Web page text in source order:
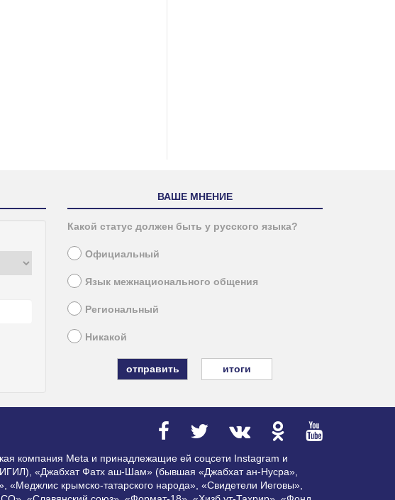
ВАШЕ МНЕНИЕ
Какой статус должен быть у русского языка?
Официальный
Язык межнационального общения
Региональный
Никакой
итоги
компания Meta и принадлежащие ей соцсети Instagram и
ИГИЛ), «Джабхат Фатх аш-Шам» (бывшая «Джабхат ан-Нусра»,
крымско-татарского народа», «Свидетели Иеговы»,